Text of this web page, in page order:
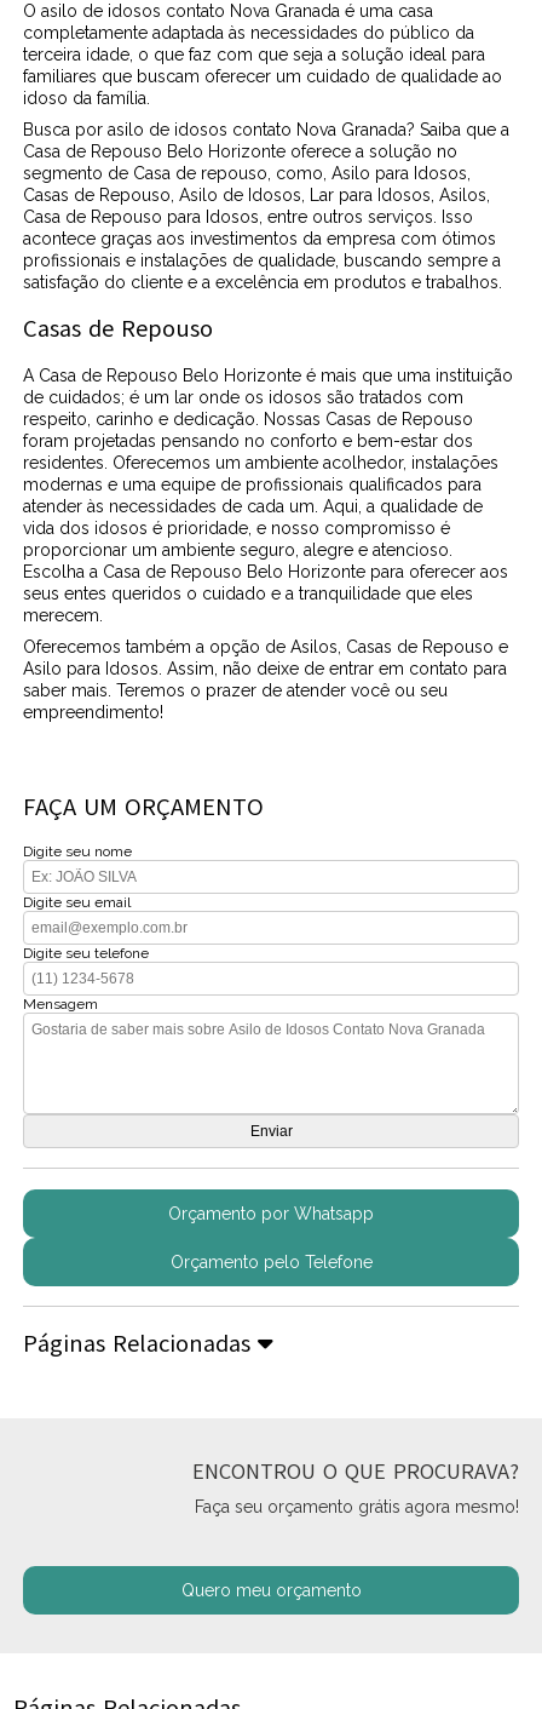
O asilo de idosos contato Nova Granada é uma casa
completamente adaptada às necessidades do público da
terceira idade, o que faz com que seja a solução ideal para
familiares que buscam oferecer um cuidado de qualidade ao
idoso da família.
Busca por asilo de idosos contato Nova Granada? Saiba que a
Casa de Repouso Belo Horizonte oferece a solução no
segmento de Casa de repouso, como, Asilo para Idosos,
Casas de Repouso, Asilo de Idosos, Lar para Idosos, Asilos,
Casa de Repouso para Idosos, entre outros serviços. Isso
acontece graças aos investimentos da empresa com ótimos
profissionais e instalações de qualidade, buscando sempre a
satisfação do cliente e a excelência em produtos e trabalhos.
Casas de Repouso
A Casa de Repouso Belo Horizonte é mais que uma instituição
de cuidados; é um lar onde os idosos são tratados com
respeito, carinho e dedicação. Nossas Casas de Repouso
foram projetadas pensando no conforto e bem-estar dos
residentes. Oferecemos um ambiente acolhedor, instalações
modernas e uma equipe de profissionais qualificados para
atender às necessidades de cada um. Aqui, a qualidade de
vida dos idosos é prioridade, e nosso compromisso é
proporcionar um ambiente seguro, alegre e atencioso.
Escolha a Casa de Repouso Belo Horizonte para oferecer aos
seus entes queridos o cuidado e a tranquilidade que eles
merecem.
Oferecemos também a opção de Asilos, Casas de Repouso e
Asilo para Idosos. Assim, não deixe de entrar em contato para
saber mais. Teremos o prazer de atender você ou seu
empreendimento!
FAÇA UM ORÇAMENTO
Digite seu nome
Digite seu email
Digite seu telefone
Mensagem
Orçamento por Whatsapp
Orçamento pelo Telefone
Páginas Relacionadas
ENCONTROU O QUE PROCURAVA?
Faça seu orçamento grátis agora mesmo!
Quero meu orçamento